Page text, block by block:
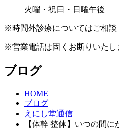
火曜・祝日・日曜午後
※時間外診療についてはご相談
※営業電話は固くお断りいたし
ブログ
HOME
ブログ
えにし堂通信
【体幹 整体】いつの間に